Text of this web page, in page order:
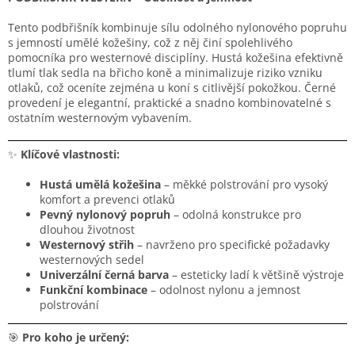
Tento podbřišník kombinuje sílu odolného nylonového popruhu
s jemností umělé kožešiny, což z něj činí spolehlivého
pomocníka pro westernové disciplíny. Hustá kožešina efektivně
tlumí tlak sedla na břicho koně a minimalizuje riziko vzniku
otlaků, což oceníte zejména u koní s citlivější pokožkou. Černé
provedení je elegantní, praktické a snadno kombinovatelné s
ostatním westernovým vybavením.
✨ Klíčové vlastnosti:
Hustá umělá kožešina – měkké polstrování pro vysoký
komfort a prevenci otlaků
Pevný nylonový popruh – odolná konstrukce pro
dlouhou životnost
Westernový střih – navrženo pro specifické požadavky
westernových sedel
Univerzální černá barva – esteticky ladí k většině výstroje
Funkční kombinace – odolnost nylonu a jemnost
polstrování
🎯 Pro koho je určený: